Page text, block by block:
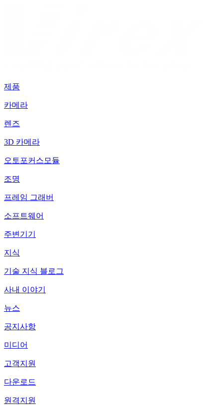
제품
카메라
렌즈
3D 카메라
오토포커스모듈
조명
프레임 그래버
소프트웨어
주변기기
지식
기술 지식 블로그
사내 이야기
뉴스
공지사항
미디어
고객지원
다운로드
원격지원